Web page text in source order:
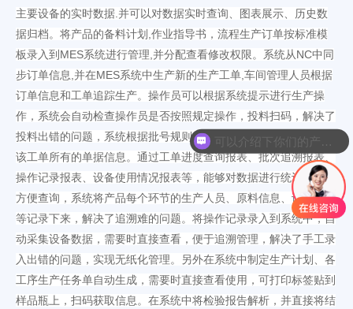
主要设备的实时数据 .并可以对数据实时查询、图表展示、历史数
据归档 。将产品的备料计划 ,作业指导书，流程生产订单按标准模
板录入到MES系统进行管理,并分配查看修改权限 。系统从 NC中同
步订单信息,并在MES系统中生产新的生产工单,车间管理人员根据
订单信息和工单追踪生产。 操作员可以根据系统提示进行生产操
作，系统会 自动检查操作员是否按照规定操作，投料扫码， 解决了
投料出错的问题，系统根据批号规则自动记录批号，并自动记录与
该工单所有的单据信息。 通过工单进度查询报表、批次追溯报表、
操作记录报表、设备使用情况报表等， 能够对数据进行统计分析，
方便查询 ，系统将产品每个环节的生产人员、原料信息、设备信息
等记录下来，解决了追溯难的问题 。 将操作记录录入到系统中，自
动采集设备数据，需要时直接查看，便于追溯管理 ，解决了手工录
入出错的问题，实现无纸化管理。另外在系统中制定生产计划、各
工序生产任务单自动生成，需要时直接查看使用，可打印标签贴到
样品瓶上，扫码获取信息 。 在系统中将检验报告解析，并直接将结